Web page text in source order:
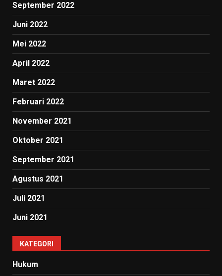
September 2022
Juni 2022
Mei 2022
April 2022
Maret 2022
Februari 2022
November 2021
Oktober 2021
September 2021
Agustus 2021
Juli 2021
Juni 2021
KATEGORI
Hukum